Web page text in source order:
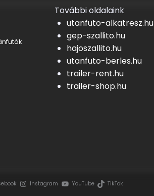
További oldalaink
utanfuto-alkatresz.hu
gep-szallito.hu
hajoszallito.hu
utanfuto-berles.hu
trailer-rent.hu
trailer-shop.hu
Instagram YouTube TikTok